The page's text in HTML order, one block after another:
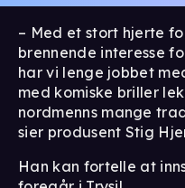
– Med et stort hjerte
brennende interesse
har vi lenge jobbet
med komiske briller
nordmenns mange
sier produsent Stig
Han kan fortelle at